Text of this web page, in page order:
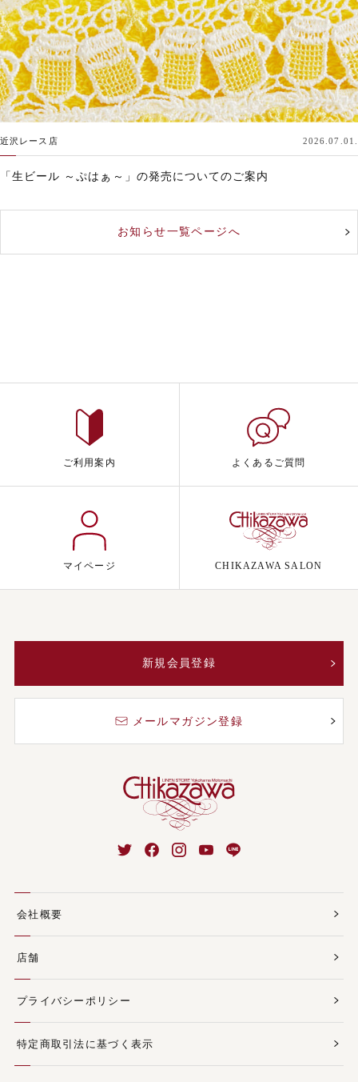
近沢レース店 2026.07.01.
「生ビール ～ぷはぁ～」の発売についてのご案内
お知らせ一覧ページへ
ご利用案内 よくあるご質問
マイページ CHIKAZAWA SALON
新規会員登録
メールマガジン登録
会社概要
店舗
プライバシーポリシー
特定商取引法に基づく表示